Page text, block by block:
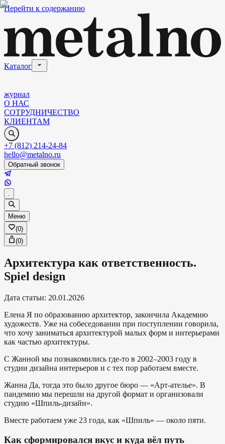
Перейти к содержанию
Каталог
журнал
О НАС
СОТРУДНИЧЕСТВО
КЛИЕНТАМ
+7 (812) 214-24-84
hello@metalno.ru
Обратный звонок
.
Меню
(0)
(0)
Архитектура как ответственность.
Spiel design
Дата статьи: 20.01.2026
Елена Я по образованию архитектор, закончила Академию
художеств. Уже на собеседовании при поступлении говорила,
что хочу заниматься архитектурой малых форм и интерьерами
как частью архитектуры.
С Жанной мы познакомились где-то в 2002–2003 году в
студии дизайна интерьеров и с тех пор работаем вместе.
Жанна Да, тогда это было другое бюро — «Арт-ателье». В
пандемию мы перешли на другой формат и организовали
студию «Шпиль-дизайн».
Вместе работаем уже 23 года, как «Шпиль» — около пяти.
Как сформировался вкус и куда вёл путь